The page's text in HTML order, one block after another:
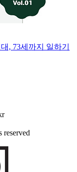
, 73세까지 일하기
reserved